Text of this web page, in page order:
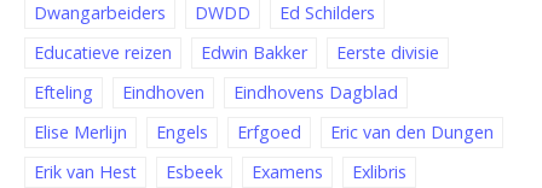
Dwangarbeiders
DWDD
Ed Schilders
Educatieve reizen
Edwin Bakker
Eerste divisie
Efteling
Eindhoven
Eindhovens Dagblad
Elise Merlijn
Engels Erfgoed
Eric van den Dungen
Erik van Hest
Esbeek Examens
Exlibris